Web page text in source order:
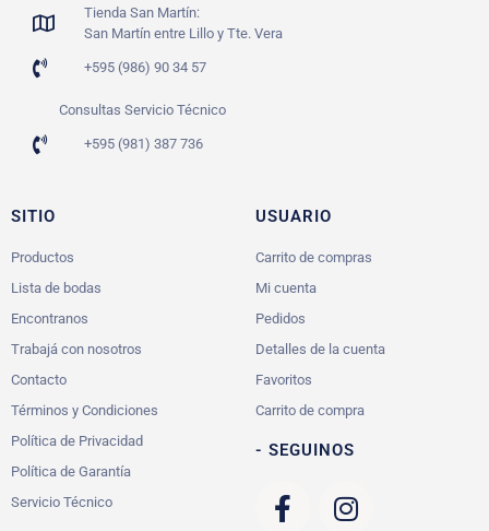
Tienda San Martín:
San Martín entre Lillo y Tte. Vera
+595 (986) 90 34 57
Consultas Servicio Técnico
+595 (981) 387 736
SITIO
Productos
Lista de bodas
Encontranos
Trabajá con nosotros
Contacto
Términos y Condiciones
Política de Privacidad
Política de Garantía
Servicio Técnico
USUARIO
Carrito de compras
Mi cuenta
Pedidos
Detalles de la cuenta
Favoritos
Carrito de compra
- SEGUINOS